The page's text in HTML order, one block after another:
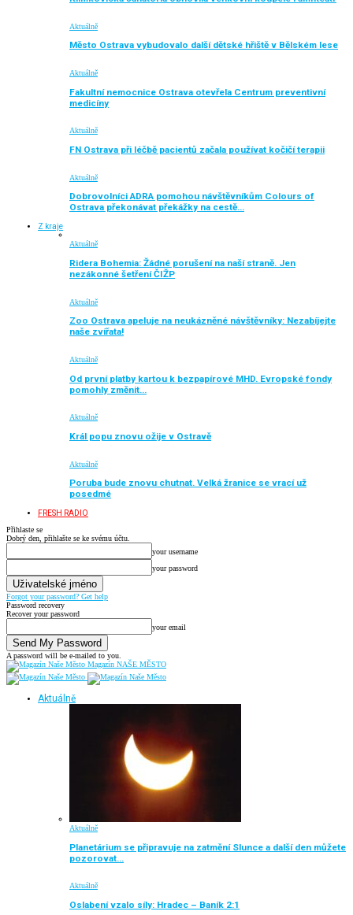
Aktuálně
Město Ostrava vybudovalo další dětské hřiště v Bělském lese
Aktuálně
Fakultní nemocnice Ostrava otevřela Centrum preventivní
medicíny
Aktuálně
FN Ostrava při léčbě pacientů začala používat kočičí terapii
Aktuálně
Dobrovolníci ADRA pomohou návštěvníkům Colours of
Ostrava překonávat překážky na cestě…
Z kraje
Aktuálně
Ridera Bohemia: Žádné porušení na naší straně. Jen
nezákonné šetření ČIŽP
Aktuálně
Zoo Ostrava apeluje na neukázněné návštěvníky: Nezabíjejte
naše zvířata!
Aktuálně
Od první platby kartou k bezpapírové MHD. Evropské fondy
pomohly změnit…
Aktuálně
Král popu znovu ožije v Ostravě
Aktuálně
Poruba bude znovu chutnat. Velká žranice se vrací už
posedmé
FRESH RADIO
Přihlaste se
Dobrý den, přihlašte se ke svému účtu.
your username
your password
Forgot your password? Get help
Password recovery
Recover your password
your email
A password will be e-mailed to you.
Magazín NAŠE MĚSTO
Aktuálně
Aktuálně
Planetárium se připravuje na zatmění Slunce a další den můžete
pozorovat…
Aktuálně
Oslabení vzalo síly: Hradec – Baník 2:1